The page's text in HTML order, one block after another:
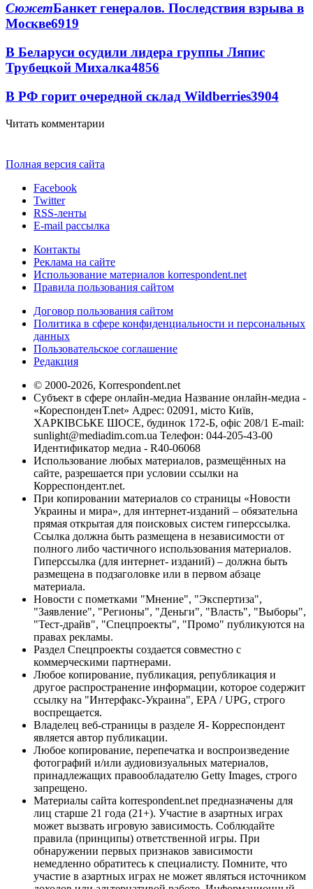
СюжетБанкет генералов. Последствия взрыва в
Москве6919
В Беларуси осудили лидера группы Ляпис
Трубецкой Михалка4856
В РФ горит очередной склад Wildberries3904
Читать комментарии
Полная версия сайта
Facebook
Twitter
RSS-ленты
E-mail рассылка
Контакты
Реклама на сайте
Использование материалов korrespondent.net
Правила пользования сайтом
Договор пользования сайтом
Политика в сфере конфиденциальности и персональных
данных
Пользовательское соглашение
Редакция
© 2000-2026, Korrespondent.net
Субъект в сфере онлайн-медиа Название онлайн-медиа -
«КореспонденТ.net» Адрес: 02091, місто Київ,
ХАРКІВСЬКЕ ШОСЕ, будинок 172-Б, офіс 208/1 E-mail:
sunlight@mediadim.com.ua Телефон: 044-205-43-00
Идентификатор медиа - R40-06068
Использование любых материалов, размещённых на
сайте, разрешается при условии ссылки на
Корреспондент.net.
При копировании материалов со страницы «Новости
Украины и мира», для интернет-изданий – обязательна
прямая открытая для поисковых систем гиперссылка.
Ссылка должна быть размещена в независимости от
полного либо частичного использования материалов.
Гиперссылка (для интернет- изданий) – должна быть
размещена в подзаголовке или в первом абзаце
материала.
Новости с пометками "Мнение", "Экспертиза",
"Заявление", "Регионы", "Деньги", "Власть", "Выборы",
"Тест-драйв", "Спецпроекты", "Промо" публикуются на
правах рекламы.
Раздел Спецпроекты создается совместно с
коммерческими партнерами.
Любое копирование, публикация, републикация и
другое распространение информации, которое содержит
ссылку на "Интерфакс-Украина", EPA / UPG, строго
воспрещается.
Владелец веб-страницы в разделе Я- Корреспондент
является автор публикации.
Любое копирование, перепечатка и воспроизведение
фотографий и/или аудиовизуальных материалов,
принадлежащих правообладателю Getty Images, строго
запрещено.
Материалы сайта korrespondent.net предназначены для
лиц старше 21 года (21+). Участие в азартных играх
может вызвать игровую зависимость. Соблюдайте
правила (принципы) ответственной игры. При
обнаружении первых признаков зависимости
немедленно обратитесь к специалисту. Помните, что
участие в азартных играх не может являться источником